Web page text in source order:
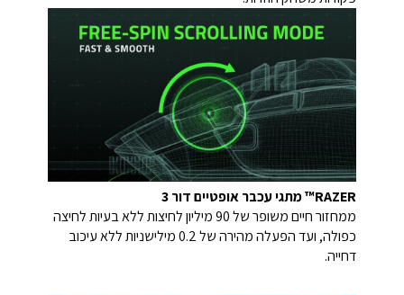
RAZER™ מתגי עכבר אופטיים דור 3
ממחזור חיים משופר של 90 מיליון לחיצות ללא בעיות לחיצה
כפולה, ועד הפעלה מהירה של 0.2 מילישניות ללא עיכוב
דחייה.